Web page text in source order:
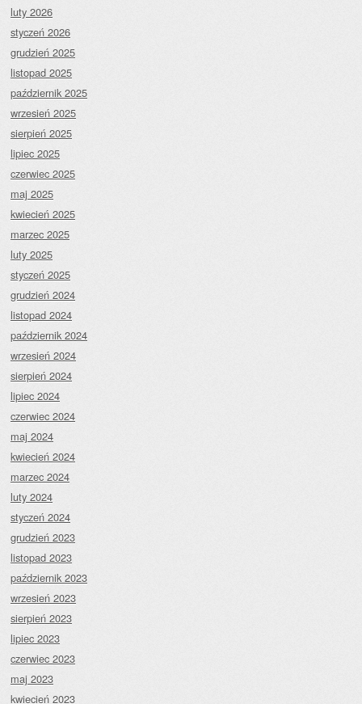
luty 2026
styczeń 2026
grudzień 2025
listopad 2025
październik 2025
wrzesień 2025
sierpień 2025
lipiec 2025
czerwiec 2025
maj 2025
kwiecień 2025
marzec 2025
luty 2025
styczeń 2025
grudzień 2024
listopad 2024
październik 2024
wrzesień 2024
sierpień 2024
lipiec 2024
czerwiec 2024
maj 2024
kwiecień 2024
marzec 2024
luty 2024
styczeń 2024
grudzień 2023
listopad 2023
październik 2023
wrzesień 2023
sierpień 2023
lipiec 2023
czerwiec 2023
maj 2023
kwiecień 2023